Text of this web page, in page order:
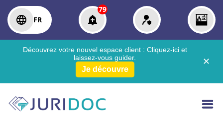
FR
79
Découvrez votre nouvel espace client : Cliquez-ici et
laissez-vous guider.
Je découvre
✕